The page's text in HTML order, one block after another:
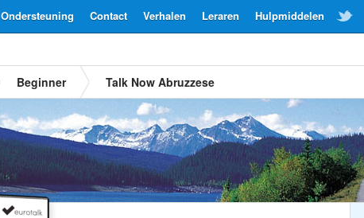
Hulpmiddelen
Leraren
Verhalen
Contact
Ondersteuning
Beginner Talk Now Abruzzese